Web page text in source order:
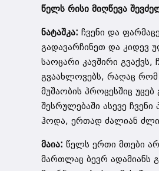
წელს რისი მიღწევა
ნატაშკა: ჩვენი და
გადავარჩინეთ და კიდევ
საოცარი კავშირი
გვაახლოვებს, რაღაც რომ
მუშაობის პროცესშიც
შესრულებაში ასევე
ჰოდა, ერთად ძალიან
მაია: წელს ერთი მთები
მართლაც ბევრ ადამიანს